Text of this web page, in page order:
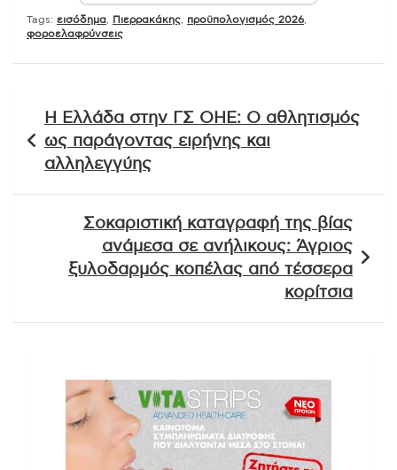
Tags: εισόδημα Πιερρακάκης προϋπολογισμός 2026,
φοροελαφρύνσεις
άρθρων
Η Ελλάδα στην ΓΣ ΟΗΕ: Ο αθλητισμός
ως παράγοντας ειρήνης και
αλληλεγγύης
Σοκαριστική καταγραφή της βίας
ανάμεσα σε ανήλικους: Άγριος
ξυλοδαρμός κοπέλας από τέσσερα
κορίτσια